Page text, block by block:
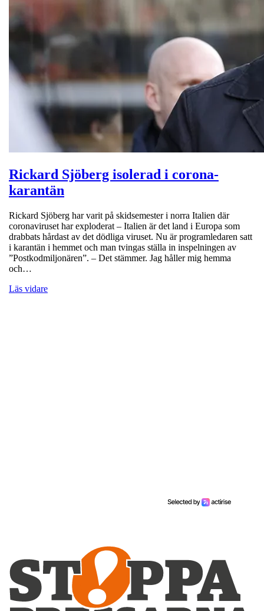
Rickard Sjöberg isolerad i corona-
karantän
Rickard Sjöberg har varit på skidsemester i norra Italien där
coronaviruset har exploderat – Italien är det land i Europa som
drabbats hårdast av det dödliga viruset. Nu är programledaren satt
i karantän i hemmet och man tvingas ställa in inspelningen av
”Postkodmiljonären”. – Det stämmer. Jag håller mig hemma
och…
Läs vidare